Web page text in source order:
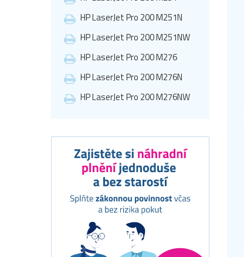
HP LaserJet Pro 200 M251N
HP LaserJet Pro 200 M251NW
HP LaserJet Pro 200 M276
HP LaserJet Pro 200 M276N
HP LaserJet Pro 200 M276NW